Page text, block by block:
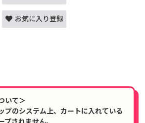
お気に入り登録
いて＞
プのシステム上、カートに入れている